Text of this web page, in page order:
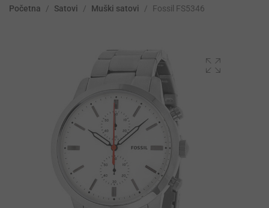
Početna / Satovi / Muški satovi / Fossil FS5346